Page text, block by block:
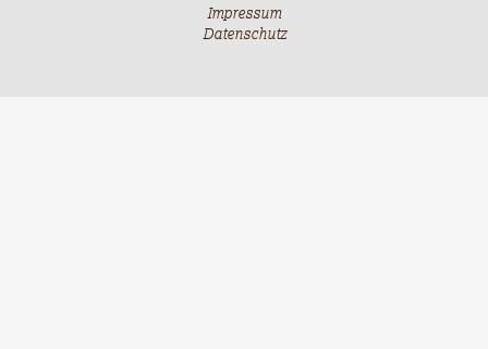
Impressum
Datenschutz